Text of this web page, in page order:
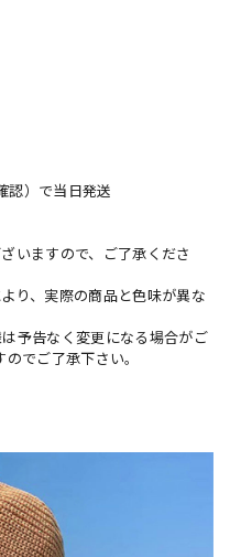
認）で当日発送
いますので、ご了承くださ
り、実際の商品と色味が異な
予告なく変更になる場合がご
でご了承下さい。